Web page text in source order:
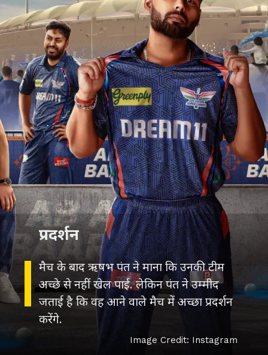
मैच के बाद ऋषभ पंत ने माना कि उनकी टीम
अच्छे से नहीं खेल पाई. लेकिन पंत ने उम्मीद
जताई है कि वह आने वाले मैच में अच्छा प्रदर्शन
करेंगे.
प्रदर्शन
Image Credit: Instagram